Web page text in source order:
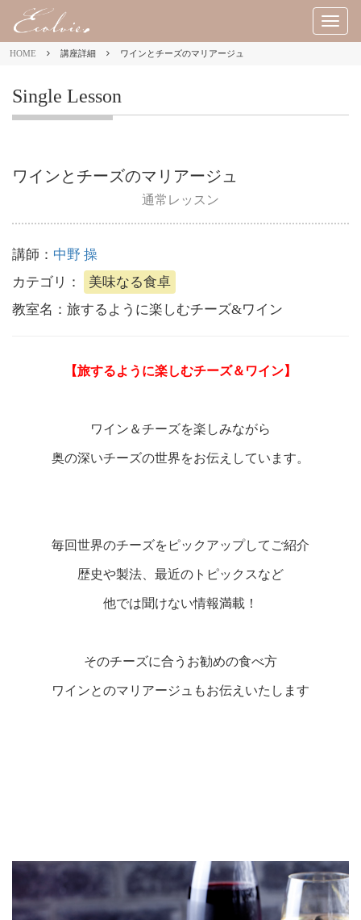
M
E
HOME 講座詳細 ワインとチーズのマリアージュ
Single Lesson
ワインとチーズのマリアージュ
通常レッスン
講師： 中野 操
カテゴリ：
美味なる食卓
教室名： 旅するように楽しむチーズ&ワイン
【旅するように楽しむチーズ＆ワイン】
ワイン＆チーズを楽しみながら
奥の深いチーズの世界をお伝えしています。
毎回世界のチーズをピックアップしてご紹介
歴史や製法、最近のトピックスなど
他では聞けない情報満載！
そのチーズに合うお勧めの食べ方
ワインとのマリアージュもお伝えいたします